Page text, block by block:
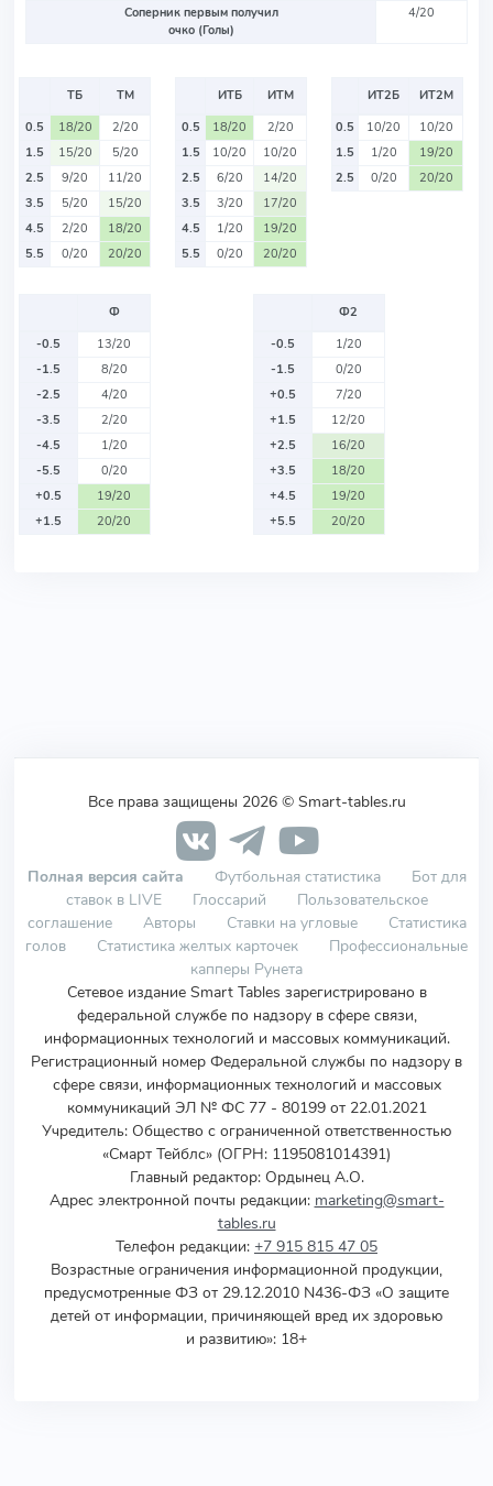
Соперник первым получил
очко (Голы)
4/20
ТБ
ТМ
0.5
18/20
2/20
1.5
15/20
5/20
2.5
9/20
11/20
3.5
5/20
15/20
4.5
2/20
18/20
5.5
0/20 20/20
ИТБ
ИТМ
0.5
18/20
2/20
1.5
10/20
10/20
2.5
6/20
14/20
3.5
3/20
17/20
4.5
1/20
19/20
5.5
0/20 20/20
ИТ2Б
ИТ2М
0.5
10/20
10/20
1.5
1/20
19/20
2.5
0/20 20/20
Ф
-0.5
13/20
-1.5
8/20
-2.5
4/20
-3.5
2/20
-4.5
1/20
-5.5
0/20
+0.5
19/20
+1.5
20/20
Ф2
-0.5
1/20
-1.5
0/20
+0.5
7/20
+1.5
12/20
+2.5
16/20
+3.5
18/20
+4.5
19/20
+5.5
20/20
Все права защищены 2026 © Smart-tables.ru
Полная версия сайта Футбольная статистика
Бот для
ставок в LIVE
Глоссарий
Пользовательское
соглашение
Авторы Ставки на угловые
Статистика
голов
Статистика желтых карточек
Профессиональные
капперы Рунета
Сетевое издание Smart Tables зарегистрировано в
федеральной службе по надзору в сфере связи,
информационных технологий и массовых коммуникаций.
Регистрационный номер Федеральной службы по надзору в
сфере связи, информационных технологий и массовых
коммуникаций ЭЛ № ФС 77 - 80199 от 22.01.2021
Учредитель: Общество с ограниченной ответственностью
«Смарт Тейблс» (ОГРН: 1195081014391)
Главный редактор: Ордынец А.О.
Адрес электронной почты редакции: marketing@smart-
tables.ru
Телефон редакции: +7 915 815 47 05
Возрастные ограничения информационной продукции,
предусмотренные ФЗ от 29.12.2010 N436-ФЗ «О защите
детей от информации, причиняющей вред их здоровью
и развитию»: 18+